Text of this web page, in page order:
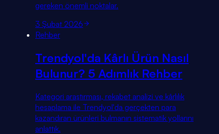
gereken önemli noktalar.
3 Şubat 2026
Rehber
Trendyol'da Kârlı Ürün Nasıl
Bulunur? 5 Adımlık Rehber
Kategori araştırması, rekabet analizi ve kârlılık
hesaplama ile Trendyol'da gerçekten para
kazandıran ürünleri bulmanın sistematik yollarını
anlattık.